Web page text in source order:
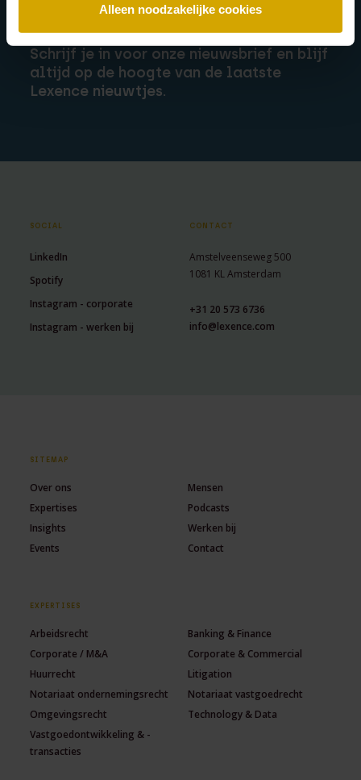
Alleen noodzakelijke cookies
Schrijf je in voor onze nieuwsbrief en blijf
altijd op de hoogte van de laatste
Lexence nieuwtjes.
SOCIAL
LinkedIn
Spotify
Instagram - corporate
Instagram - werken bij
CONTACT
Amstelveenseweg 500
1081 KL Amsterdam
+31 20 573 6736
info@lexence.com
SITEMAP
Over ons
Mensen
Expertises
Podcasts
Insights
Werken bij
Events
Contact
EXPERTISES
Arbeidsrecht
Banking & Finance
Corporate / M&A
Corporate & Commercial
Huurrecht
Litigation
Notariaat ondernemingsrecht
Notariaat vastgoedrecht
Omgevingsrecht
Technology & Data
Vastgoedontwikkeling & -
transacties